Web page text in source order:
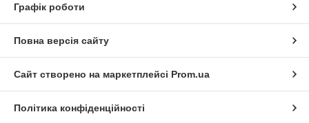
Графік роботи
Повна версія сайту
Сайт створено на маркетплейсі Prom.ua
Політика конфіденційності